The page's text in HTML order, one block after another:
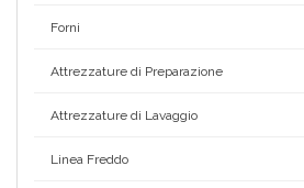
Forni
Attrezzature di Preparazione
Attrezzature di Lavaggio
Linea Freddo